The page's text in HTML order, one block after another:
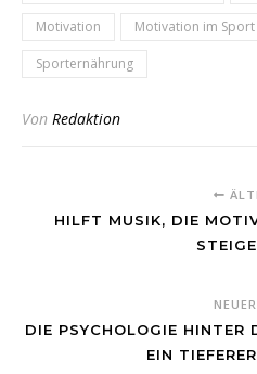
Motivation
Motivation im Sport
Sporternährung
Von Redaktion
HILFT MUSIK, DIE
NEUER
DIE PSYCHOLOGIE HINTER
EIN